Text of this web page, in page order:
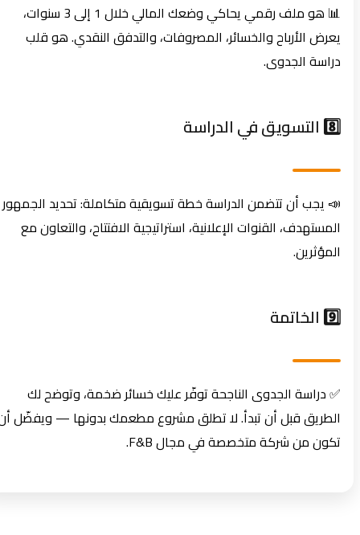
📊 هو ملف رقمي يحاكي وضعك المالي خلال 1 إلى 3 سنوات،
يعرض الأرباح والخسائر، المصروفات، والتدفق النقدي. هو قلب
دراسة الجدوى.
📣 يجب أن تتضمن الدراسة خطة تسويقية متكاملة: تحديد الجمهور
المستهدف، القنوات الإعلانية، استراتيجية الافتتاح، والتعاون مع
المؤثرين.
✅ دراسة الجدوى الناجحة توفّر عليك خسائر ضخمة، وتوضح لك
الطريق قبل أن تبدأ. لا تطلق مشروع مطعمك بدونها — ويفضّل أن
تكون من شركة متخصصة في مجال F&B.